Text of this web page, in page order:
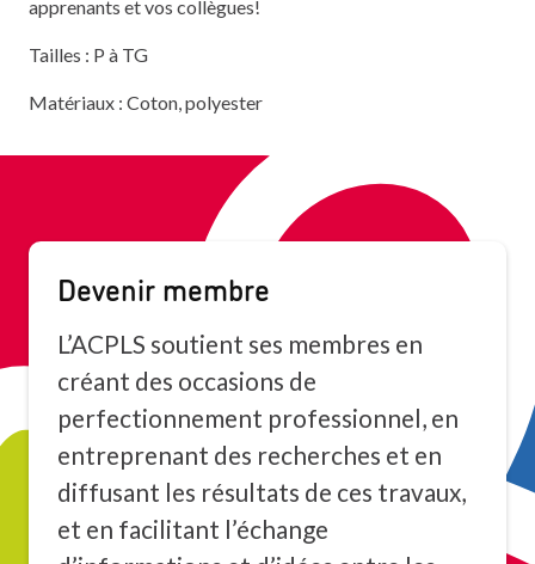
apprenants et vos collègues!
Tailles : P à TG
Matériaux : Coton, polyester
Devenir membre
L’ACPLS soutient ses membres en
créant des occasions de
perfectionnement professionnel, en
entreprenant des recherches et en
diffusant les résultats de ces travaux,
et en facilitant l’échange